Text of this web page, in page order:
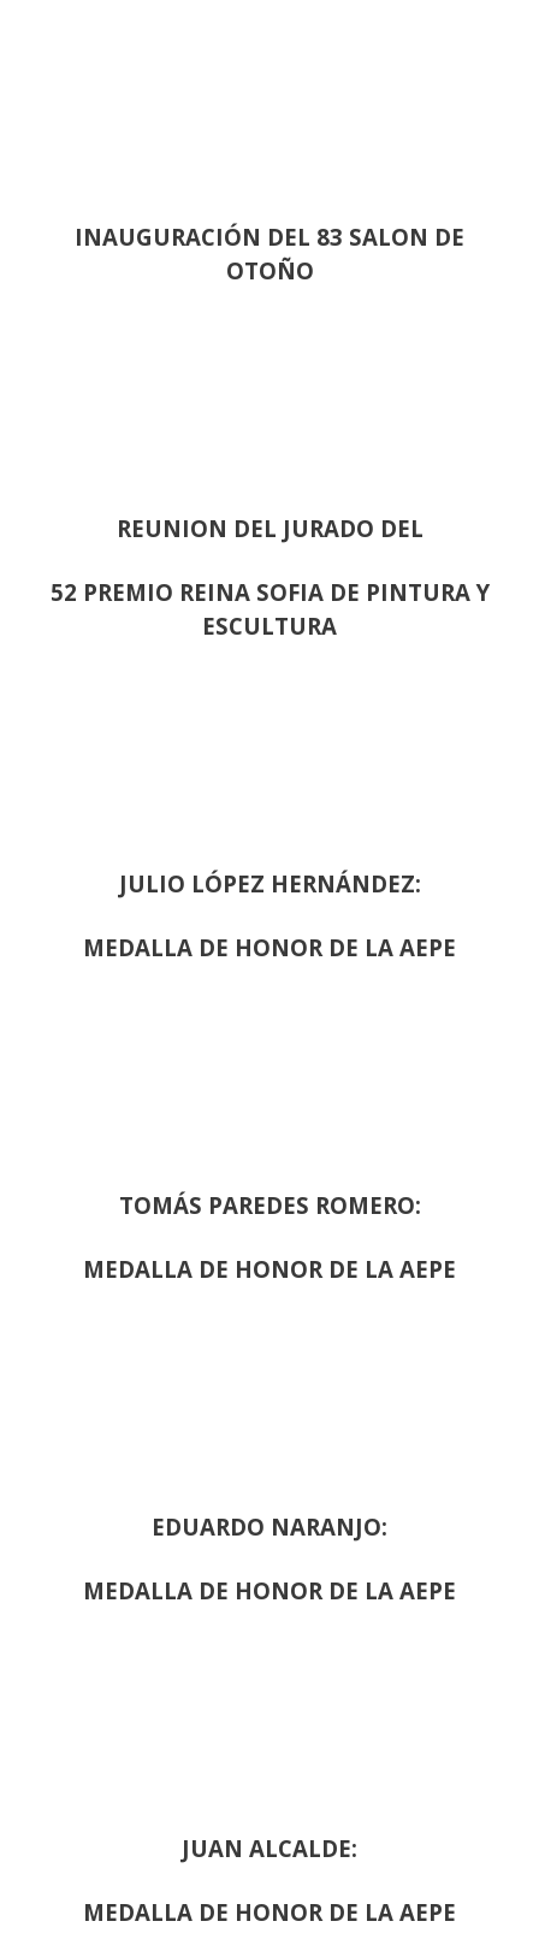
INAUGURACIÓN DEL 83 SALON DE
OTOÑO
REUNION DEL JURADO DEL
52 PREMIO REINA SOFIA DE PINTURA Y
ESCULTURA
JULIO LÓPEZ HERNÁNDEZ:
MEDALLA DE HONOR DE LA AEPE
TOMÁS PAREDES ROMERO:
MEDALLA DE HONOR DE LA AEPE
EDUARDO NARANJO:
MEDALLA DE HONOR DE LA AEPE
JUAN ALCALDE:
MEDALLA DE HONOR DE LA AEPE